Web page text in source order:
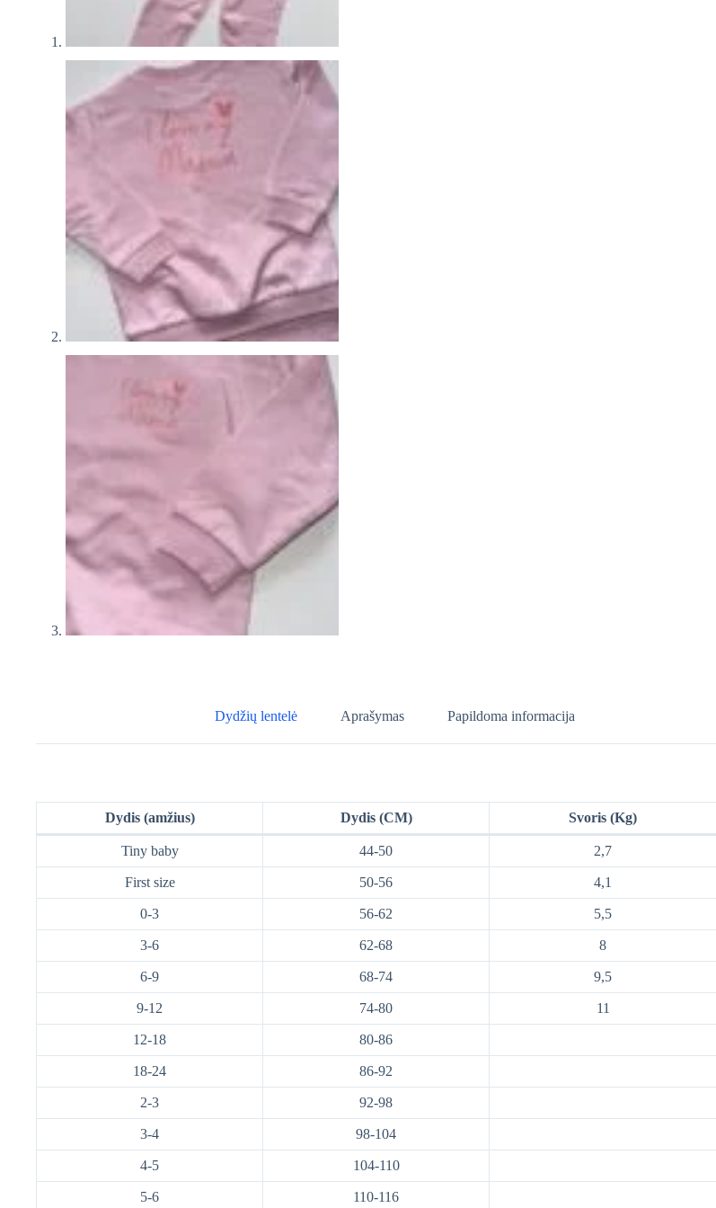
Dydžių lentelė Aprašymas Papildoma informacija
Dydis (amžius) Dydis (CM) Svoris (Kg)
Tiny baby 44-50 2,7
First size 50-56 4,1
0-3 56-62 5,5
3-6 62-68 8
6-9 68-74 9,5
9-12 74-80 11
12-18 80-86
18-24 86-92
2-3 92-98
3-4 98-104
4-5 104-110
5-6 110-116